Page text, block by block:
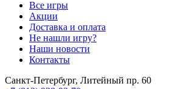
Все игры
Акции
Доставка и оплата
Не нашли игру?
Наши новости
Контакты
Санкт-Петербург, Литейный пр. 60